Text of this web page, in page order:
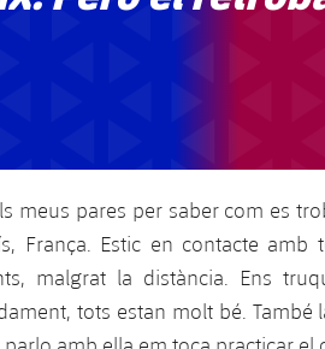
meus pares per saber com es
França. Estic en contacte
malgrat la distància. Ens
tots estan molt bé. També